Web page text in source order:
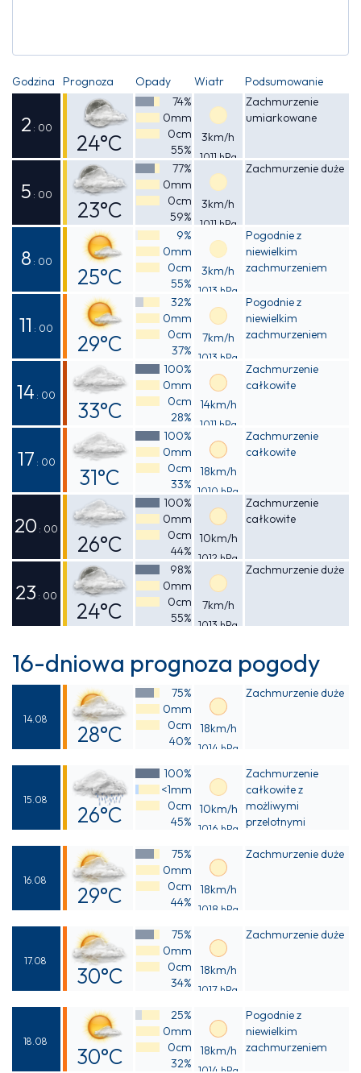
Godzina Prognoza Opady Wiatr Podsumowanie
2 : 00
24°C
Odczuwalna
24°C
74%
0mm
0cm
55%
3km/h
1011 hPa
Zachmurzenie
umiarkowane
5 : 00
23°C
Odczuwalna
23°C
77%
0mm
0cm
59%
3km/h
1011 hPa
Zachmurzenie duże
8 : 00
25°C
Odczuwalna
24°C
9%
0mm
0cm
55%
3km/h
1013 hPa
Pogodnie z
niewielkim
zachmurzeniem
11 : 00
29°C
Odczuwalna
29°C
32%
0mm
0cm
37%
7km/h
1013 hPa
Pogodnie z
niewielkim
zachmurzeniem
14 : 00
33°C
Odczuwalna
32°C
100%
0mm
0cm
28%
14km/h
1011 hPa
Zachmurzenie
całkowite
17 : 00
31°C
Odczuwalna
30°C
100%
0mm
0cm
33%
18km/h
1010 hPa
Zachmurzenie
całkowite
20 : 00
26°C
Odczuwalna
26°C
100%
0mm
0cm
44%
10km/h
1012 hPa
Zachmurzenie
całkowite
23 : 00
24°C
98%
0mm
0cm
55%
7km/h
1013 hPa
Zachmurzenie duże
16-dniowa prognoza pogody
14.08
28°C
28°C
75%
0mm
0cm
40%
18km/h
1014 hPa
Zachmurzenie duże
15.08
26°C
25°C
100%
<1mm
0cm
45%
10km/h
1016 hPa
Zachmurzenie
całkowite z
możliwymi
przelotnymi
16.08
29°C
29°C
75%
0mm
0cm
44%
18km/h
1018 hPa
Zachmurzenie duże
17.08
30°C
29°C
75%
0mm
0cm
34%
18km/h
1017 hPa
Zachmurzenie duże
18.08
30°C
25%
0mm
0cm
32%
18km/h
1014 hPa
Pogodnie z
niewielkim
zachmurzeniem